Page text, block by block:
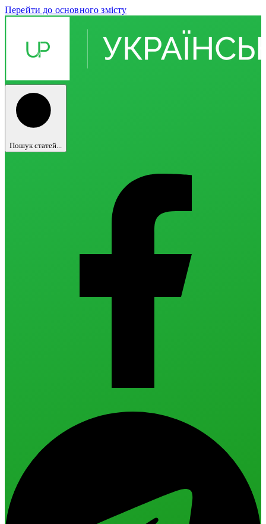
Перейти до основного змісту
Пошук статей...